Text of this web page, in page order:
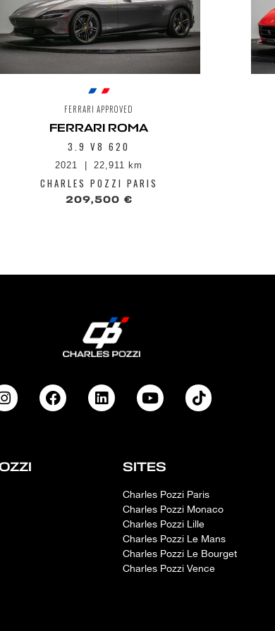
FERRARI APPROVED
FERRARI ROMA
3.9 V8 620
2021 22,911 km
CHARLES POZZI PARIS
209,500 €
SITES
Charles Pozzi Paris
Charles Pozzi Monaco
Charles Pozzi Lille
Charles Pozzi Le Mans
Charles Pozzi Le Bourget
Charles Pozzi Vence